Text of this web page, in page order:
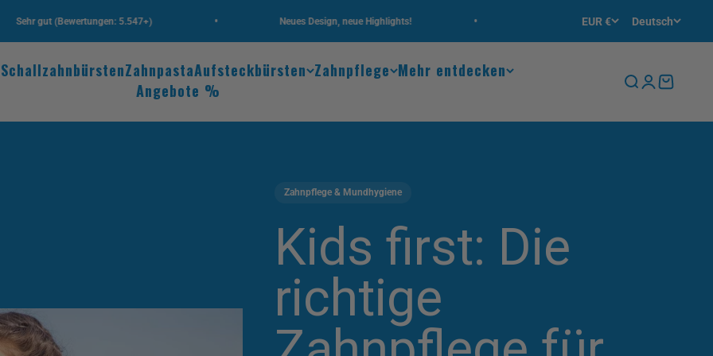
gut (Bewertungen: 5.547+) Neues Design, neue Highlights! Kostenfreie Lieferung ab 50 € Bestellwert in DE
EUR € Deutsch
SchallzahnbürstenZahnpastaAufsteckbürsten Zahnpflege Mehr entdecken
Angebote %
SucheAnmelden
Zahnpflege & Mundhygiene
Kids first: Die
richtige